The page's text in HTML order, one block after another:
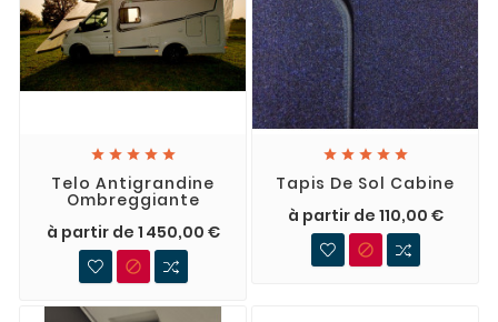
    
Telo Antigrandine
Ombreggiante
à partir de 1 450,00 €

    
Tapis De Sol Cabine
à partir de 110,00 €
